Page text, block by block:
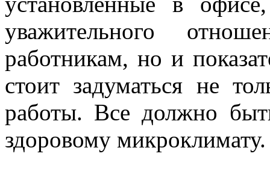
уважительного
работникам, но и
стоит задуматься не
работы. Все должно
здоровому микроклимату.